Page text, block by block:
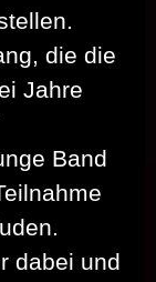
die die
Jahre
Band
dabei und